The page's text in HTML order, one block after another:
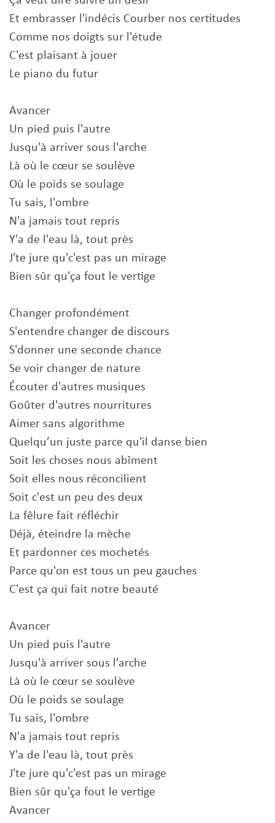
Et embrasser l'indécis Courber nos certitudes
Comme nos doigts sur l'étude
C'est plaisant à jouer
Le piano du futur
Avancer
Un pied puis l'autre
Jusqu'à arriver sous l'arche
Là où le cœur se soulève
Où le poids se soulage
Tu sais, l'ombre
N'a jamais tout repris
Y'a de l'eau là, tout près
J'te jure qu'c'est pas un mirage
Bien sûr qu'ça fout le vertige
Changer profondément
S'entendre changer de discours
S'donner une seconde chance
Se voir changer de nature
Écouter d'autres musiques
Goûter d'autres nourritures
Aimer sans algorithme
Quelqu’un juste parce qu'il danse bien
Soit les choses nous abîment
Soit elles nous réconcilient
Soit c'est un peu des deux
La fêlure fait réfléchir
Déjà, éteindre la mèche
Et pardonner ces mochetés
Parce qu'on est tous un peu gauches
C'est ça qui fait notre beauté
Avancer
Un pied puis l'autre
Jusqu'à arriver sous l'arche
Là où le cœur se soulève
Où le poids se soulage
Tu sais, l'ombre
N'a jamais tout repris
Y'a de l'eau là, tout près
J'te jure qu'c'est pas un mirage
Bien sûr qu'ça fout le vertige
Avancer